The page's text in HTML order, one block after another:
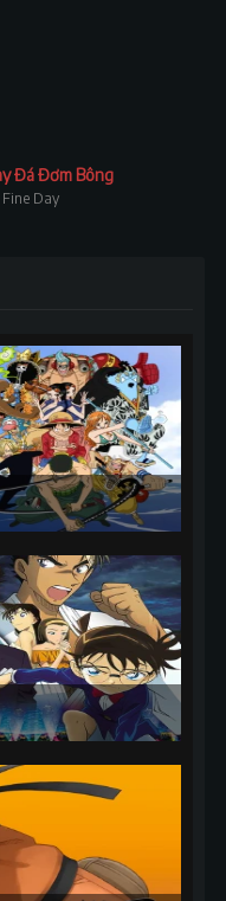
Đá Đơm Bông
Fine Day